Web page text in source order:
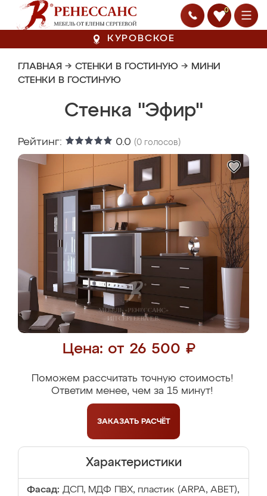
0
КУРОВСКОЕ
ГЛАВНАЯ → СТЕНКИ В ГОСТИНУЮ → МИНИ
СТЕНКИ В ГОСТИНУЮ
Стенка "Эфир"
Рейтинг: 0.0 (0 голосов)
Цена: от 26 500 ₽
Поможем рассчитать точную стоимость!
Ответим менее, чем за 15 минут!
ЗАКАЗАТЬ РАСЧЁТ
Характеристики
Фасад: ДСП, МДФ ПВХ, пластик (ARPA, ABET),